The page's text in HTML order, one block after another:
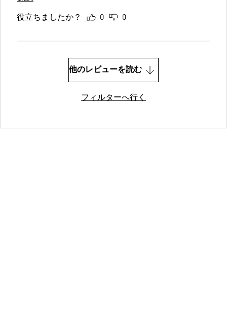
役立ちましたか？ 0 0
他のレビューを読む
フィルターへ行く